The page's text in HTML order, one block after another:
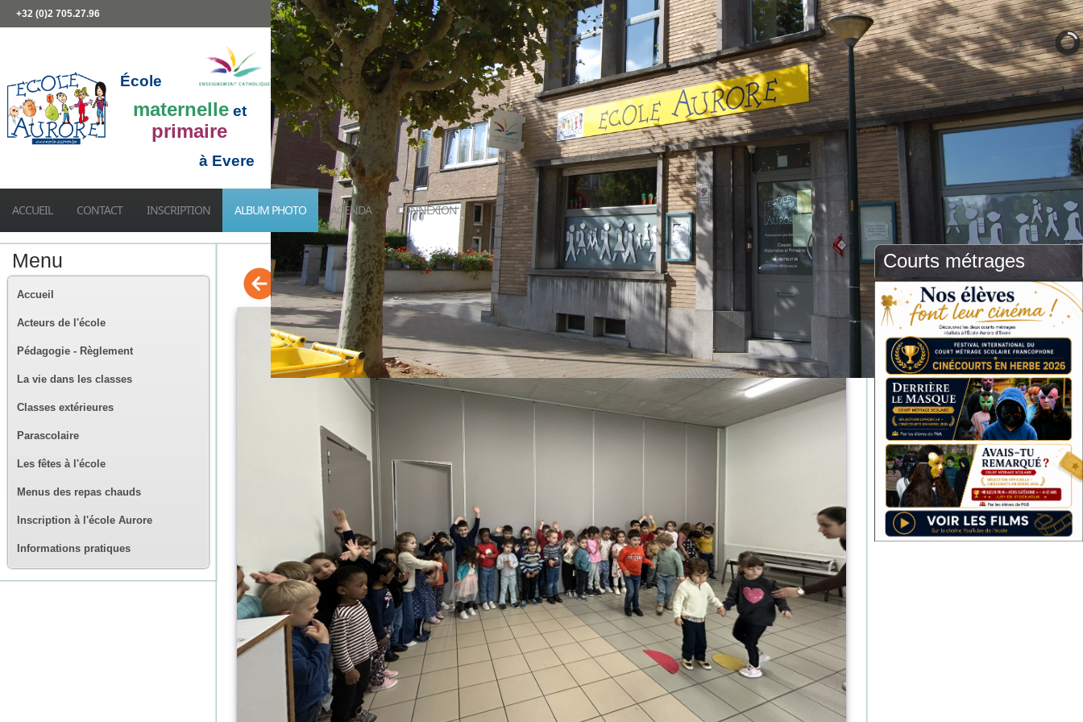
+32 (0)2 705.27.96
École
maternelle et
primaire
à Evere
ACCUEIL CONTACT INSCRIPTION ALBUM PHOTO AGENDA CONNEXION
Menu
Accueil
Acteurs de l'école
Pédagogie - Règlement
La vie dans les classes
Classes extérieures
Parascolaire
Les fêtes à l'école
Menus des repas chauds
Inscription à l'école Aurore
Informations pratiques
Courts métrages